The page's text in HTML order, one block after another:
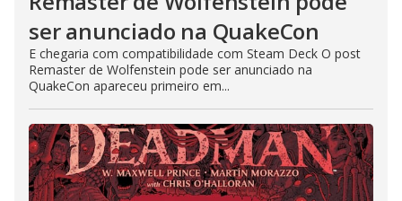
ser anunciado na QuakeCon
E chegaria com compatibilidade com Steam Deck O post
Remaster de Wolfenstein pode ser anunciado na
QuakeCon apareceu primeiro em...